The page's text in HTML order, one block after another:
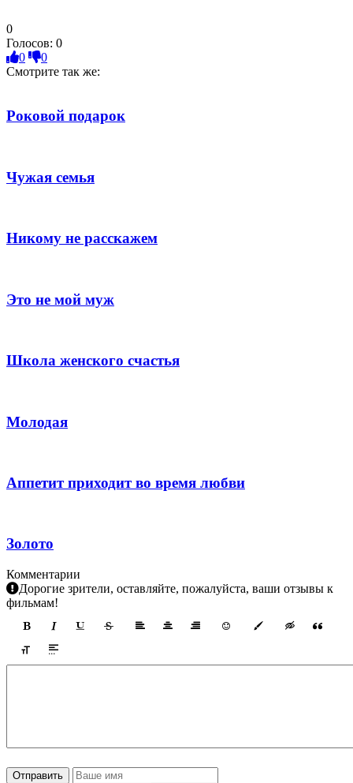
0
Голосов: 0
0
0
Смотрите так же:
Роковой подарок
Чужая семья
Никому не расскажем
Это не мой муж
Школа женского счастья
Молодая
Аппетит приходит во время любви
Золото
Комментарии
Дорогие зрители, оставляйте, пожалуйста, ваши отзывы к
фильмам!
Отправить